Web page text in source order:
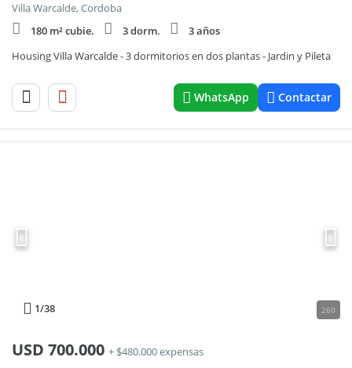
Villa Warcalde, Cordoba
180 m² cubie.
3 dorm.
3 años
Housing Villa Warcalde - 3 dormitorios en dos plantas - Jardin y Pileta
WhatsApp Contactar
1/38 260
USD 700.000 + $480.000 expensas